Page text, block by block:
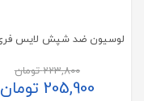
223,800تومان
205,900 تومان